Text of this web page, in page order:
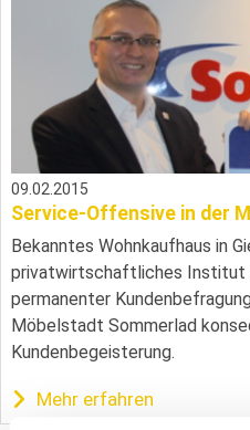
09.02.2015
Service-Offensive in der
Bekanntes Wohnkaufhaus in
privatwirtschaftliches Institut
permanenter
Möbelstadt Sommerlad
Kundenbegeisterung.
Mehr erfahren